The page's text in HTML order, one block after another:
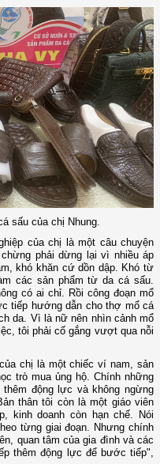
sấu của chị Nhung.
của chị là một câu chuyện
phải dừng lại vì nhiều áp
khó khăn cứ dồn dập. Khó từ
các sản phẩm từ da cá sấu.
có ai chỉ. Rồi công đoạn mổ
tiếp hướng dẫn cho thợ mổ cá
da. Vì là nữ nên nhìn cảnh mổ
tôi phải cố gắng vượt qua nỗi
chị là một chiếc ví nam, sản
trò mua ủng hộ. Chính những
động lực và không ngừng
thân tôi còn là một giáo viên
kinh doanh còn hạn chế. Nói
từng giai đoạn. Nhưng chính
quan tâm của gia đình và các
thêm động lực để bước tiếp",